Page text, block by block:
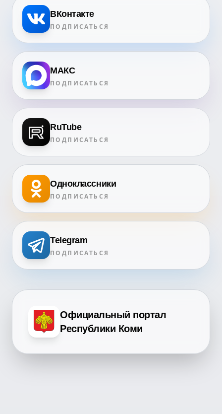
ВКонтакте
ПОДПИСАТЬСЯ
МАКС
ПОДПИСАТЬСЯ
RuTube
ПОДПИСАТЬСЯ
Одноклассники
ПОДПИСАТЬСЯ
Telegram
ПОДПИСАТЬСЯ
Официальный портал
Республики Коми